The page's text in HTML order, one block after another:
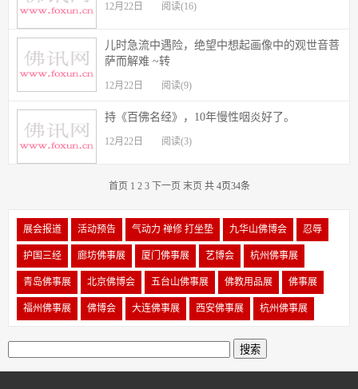
12月22日 阅读(16)
儿时急流中遇险，绝望中想起画像中的观世音菩
萨而解难 ~转
12月22日 阅读(9)
持《百佛名经》，10年慢性咽炎好了。
12月22日 阅读(3)
首页 1 2 3 下一页 末页 共 4页34条
展会报道 活动预告 气动力 禅修 打坐垫 九华山佛博会 忍辱
护国三经 廊坊佛事展 厦门佛事展 艺博会 杭州佛事展
青岛佛事展 北京佛博会 五台山佛事展 佛教用品展 佛事展
福州佛事展 佛博会 大连佛事展 西安佛事展 杭州佛事展